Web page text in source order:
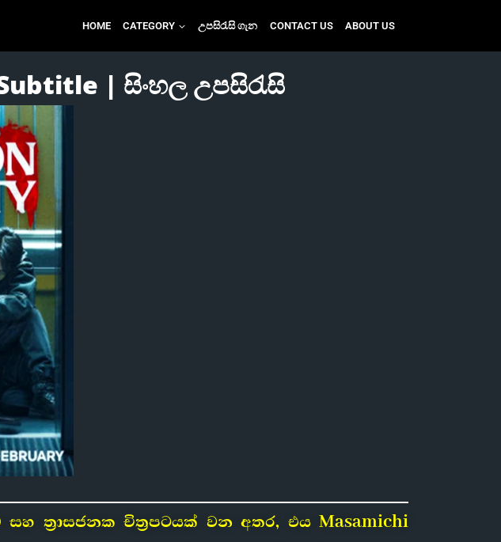
HOME CATEGORY උපසිරැසි ගැන CONTACT US ABOUT US
| සිංහල උපසිරැසි
සහ ත්‍රාසජනක චිත්‍රපටයක් වන අතර, එය Masamichi